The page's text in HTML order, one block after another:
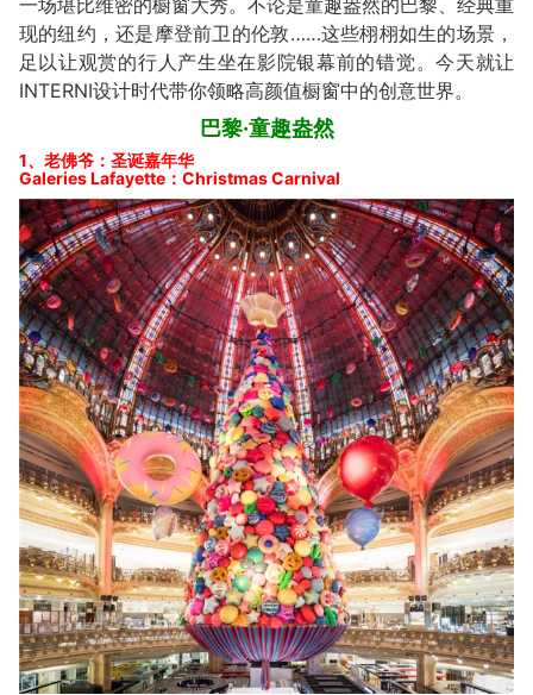
现的纽约，还是摩登前卫的伦敦……这些栩栩如生的场景，
足以让观赏的行人产生坐在影院银幕前的错觉。今天就让
INTERNI设计时代带你领略高颜值橱窗中的创意世界。
巴黎·童趣盎然
1、老佛爷：圣诞嘉年华
Galeries Lafayette：Christmas Carnival